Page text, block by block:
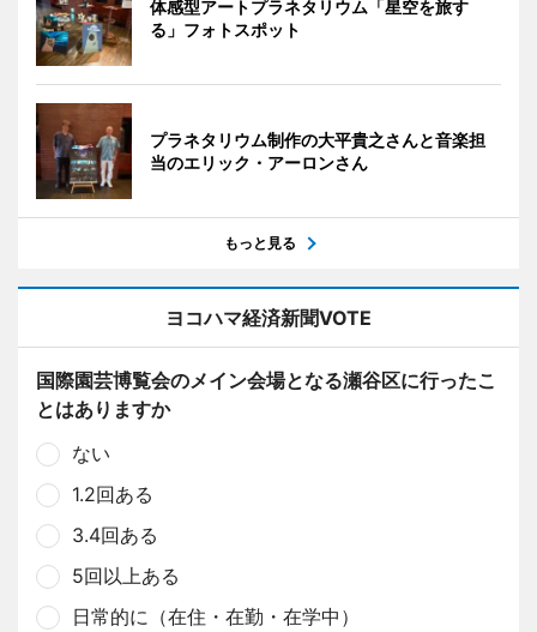
体感型アートプラネタリウム「星空を旅す
る」フォトスポット
プラネタリウム制作の大平貴之さんと音楽担
当のエリック・アーロンさん
もっと見る
ヨコハマ経済新聞VOTE
国際園芸博覧会のメイン会場となる瀬谷区に行ったこ
とはありますか
ない
1.2回ある
3.4回ある
5回以上ある
日常的に（在住・在勤・在学中）